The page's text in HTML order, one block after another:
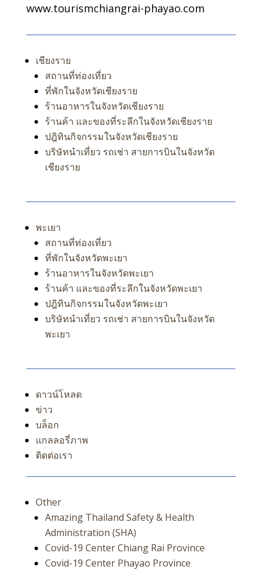
www.tourismchiangrai-phayao.com
เชียงราย
สถานที่ท่องเที่ยว
ที่พักในจังหวัดเชียงราย
ร้านอาหารในจังหวัดเชียงราย
ร้านค้า และของที่ระลึกในจังหวัดเชียงราย
ปฎิทินกิจกรรมในจังหวัดเชียงราย
บริษัทนำเที่ยว รถเช่า สายการบินในจังหวัด
เชียงราย
พะเยา
สถานที่ท่องเที่ยว
ที่พักในจังหวัดพะเยา
ร้านอาหารในจังหวัดพะเยา
ร้านค้า และของที่ระลึกในจังหวัดพะเยา
ปฎิทินกิจกรรมในจังหวัดพะเยา
บริษัทนำเที่ยว รถเช่า สายการบินในจังหวัด
พะเยา
ดาวน์โหลด
ข่าว
บล็อก
แกลลอรี่ภาพ
ติดต่อเรา
Other
Amazing Thailand Safety & Health
Administration (SHA)
Covid-19 Center Chiang Rai Province
Covid-19 Center Phayao Province